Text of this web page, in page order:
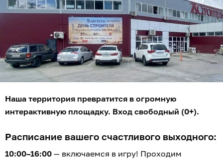
Наша территория превратится в огромную
интерактивную площадку. Вход свободный (0+).
Расписание вашего счастливого выходного:
10:00–16:00 — включаемся в игру! Проходим